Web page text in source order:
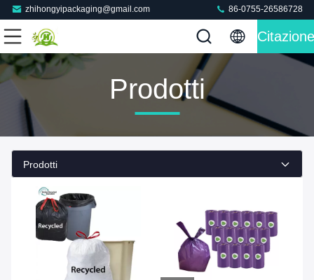
zhihongyipackaging@gmail.com 86-0755-26586728
Citazione
Prodotti
Prodotti